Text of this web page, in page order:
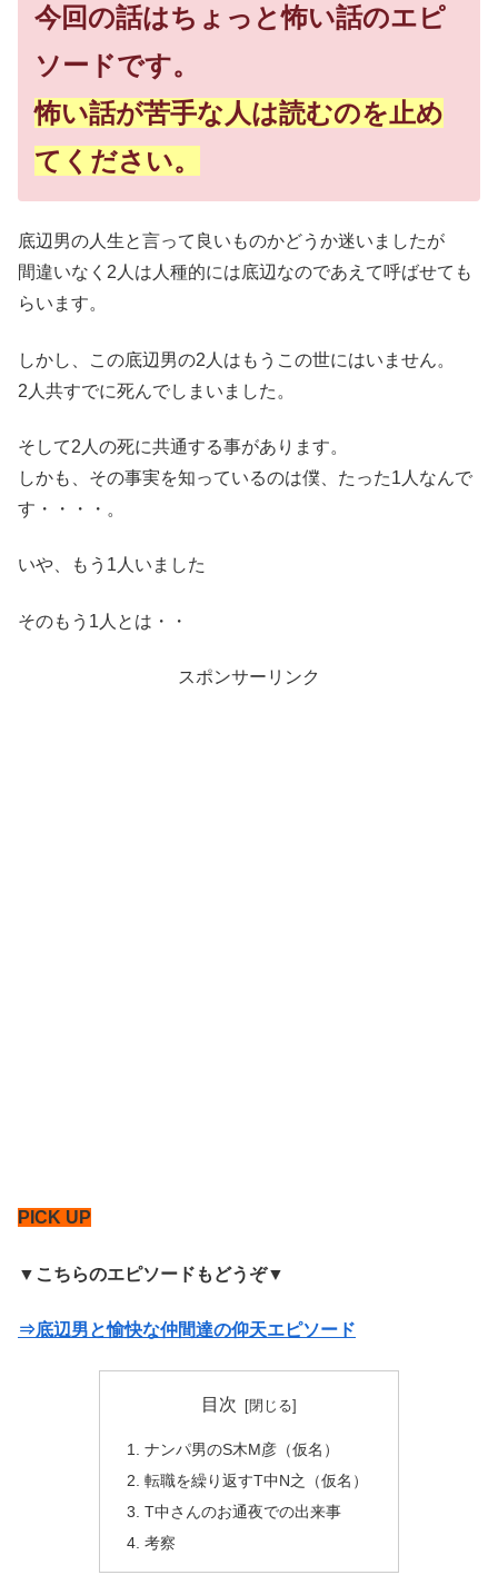
今回の話はちょっと怖い話のエピ
ソードです。
怖い話が苦手な人は読むのを止め
てください。
底辺男の人生と言って良いものかどうか迷いましたが
間違いなく2人は人種的には底辺なのであえて呼ばせても
らいます。
しかし、この底辺男の2人はもうこの世にはいません。
2人共すでに死んでしまいました。
そして2人の死に共通する事があります。
しかも、その事実を知っているのは僕、たった1人なんで
す・・・・。
いや、もう1人いました
そのもう1人とは・・
スポンサーリンク
PICK UP
▼こちらのエピソードもどうぞ▼
⇒底辺男と愉快な仲間達の仰天エピソード
目次
ナンパ男のS木M彦（仮名）
転職を繰り返すT中N之（仮名）
T中さんのお通夜での出来事
考察